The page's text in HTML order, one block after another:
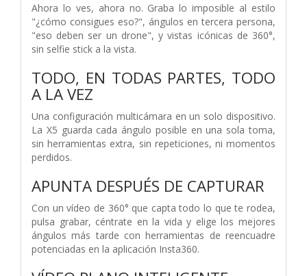
Ahora lo ves, ahora no. Graba lo imposible al estilo
"¿cómo consigues eso?", ángulos en tercera persona,
"eso deben ser un drone", y vistas icónicas de 360°,
sin selfie stick a la vista.
TODO, EN TODAS PARTES, TODO
A LA VEZ
Una configuración multicámara en un solo dispositivo.
La X5 guarda cada ángulo posible en una sola toma,
sin herramientas extra, sin repeticiones, ni momentos
perdidos.
APUNTA DESPUÉS DE CAPTURAR
Con un vídeo de 360° que capta todo lo que te rodea,
pulsa grabar, céntrate en la vida y elige los mejores
ángulos más tarde con herramientas de reencuadre
potenciadas en la aplicación Insta360.